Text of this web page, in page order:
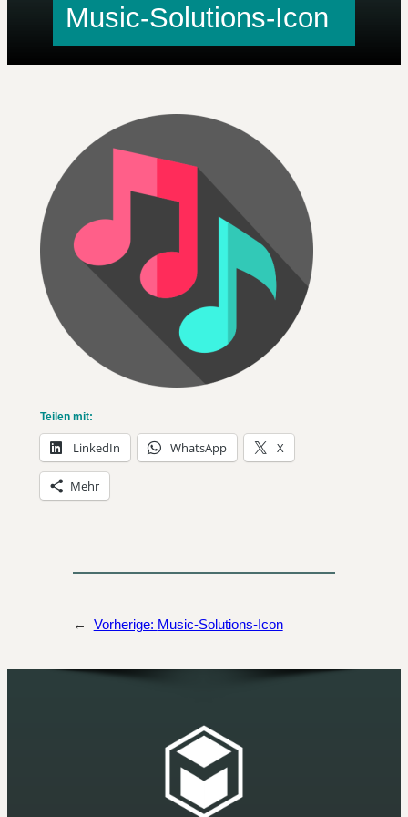
Music-Solutions-Icon
Teilen mit:
LinkedIn WhatsApp X
Mehr
← Vorherige: Music-Solutions-Icon